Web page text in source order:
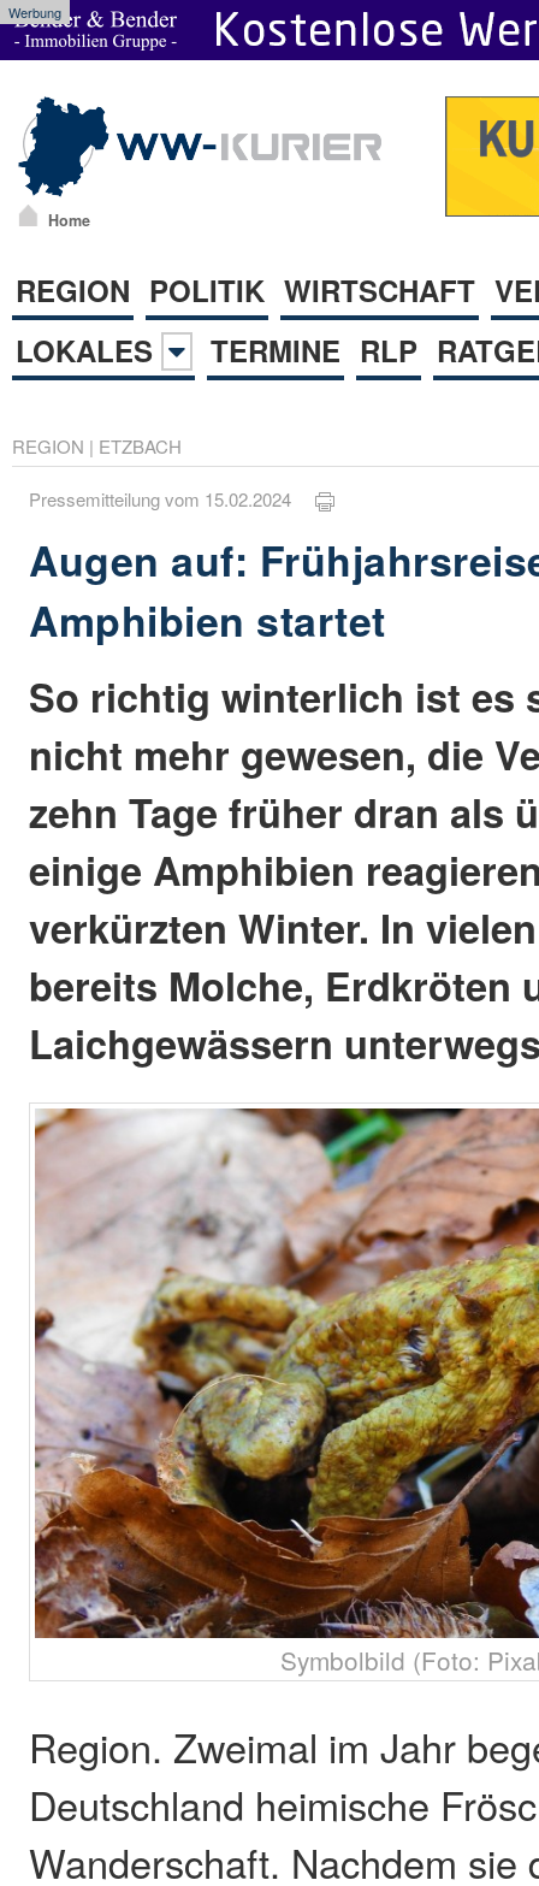
Werbung
Home
REGION POLITIK WIRTSCHAFT
LOKALES
TERMINE RLP
REGION | ETZBACH
Pressemitteilung vom 15.02.2024
Augen auf:
Amphibien startet
So richtig winterlich ist es
nicht mehr gewesen, die
zehn Tage früher dran als
einige Amphibien
verkürzten Winter. In
bereits Molche, Erdkröten
Laichgewässern
Symbolbild (Foto:
Region. Zweimal im Jahr
Deutschland heimische
Wanderschaft. Nachdem sie